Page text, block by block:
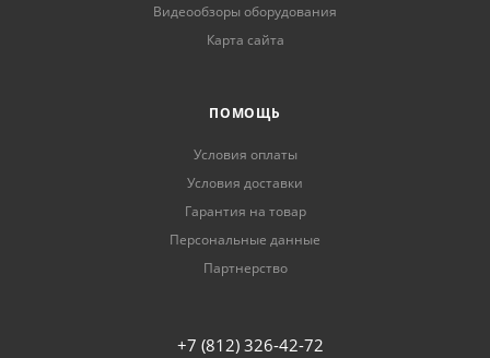
Видеообзоры оборудования
Карта сайта
ПОМОЩЬ
Условия оплаты
Условия доставки
Гарантия на товар
Персональные данные
Партнерство
+7 (812) 326-42-72